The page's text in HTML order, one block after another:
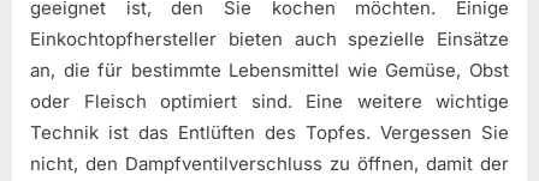
geeignet ist, den Sie kochen möchten. Einige
Einkochtopfhersteller bieten auch spezielle Einsätze
an, die für bestimmte Lebensmittel wie Gemüse, Obst
oder Fleisch optimiert sind. Eine weitere wichtige
Technik ist das Entlüften des Topfes. Vergessen Sie
nicht, den Dampfventilverschluss zu öffnen, damit der